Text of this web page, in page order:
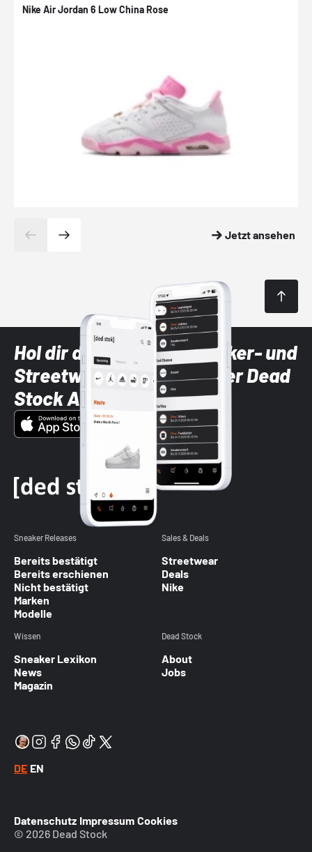
Nike Air Jordan 6 Low China Rose
Jetzt ansehen
Hol dir die neuesten Sneaker- und
Streetwear-Brands mit der Dead
Stock App
Sneaker Releases
Bereits bestätigt
Bereits erschienen
Nicht bestätigt
Marken
Modelle
Sales & Deals
Streetwear
Deals
Nike
Wissen
Sneaker Lexikon
News
Magazin
Dead Stock
About
Jobs
DE EN
Datenschutz Impressum Cookies
© 2026 Dead Stock